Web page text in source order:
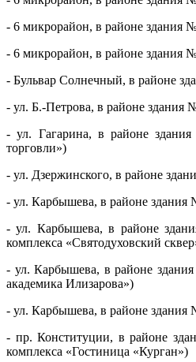
- 6 микрорайон, в районе здания
- 6 микрорайон, в районе здания
- Бульвар Солнечный, в районе
- ул. Б.-Петрова, в районе здания
- ул. Гагарина, в районе
торговли»)
- ул. Дзержинского, в районе
- ул. Карбышева, в районе здания
- ул. Карбышева, в районе
комплекса «Святодуховский
- ул. Карбышева, в районе
академика Илизарова»)
- ул. Карбышева, в районе здания
- пр. Конституции, в районе
комплекса «Гостиница «Курган»)